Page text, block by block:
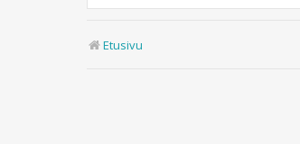
Etusivu